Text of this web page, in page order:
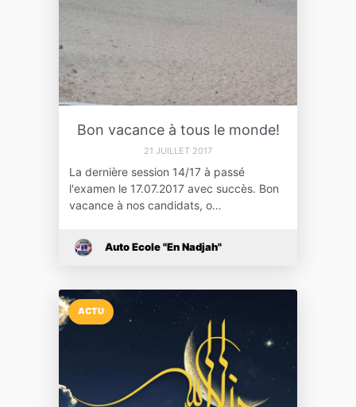
Bon vacance à tous le monde!
21 JUILLET 2017
La dernière session 14/17 à passé
l'examen le 17.07.2017 avec succès. Bon
vacance à nos candidats, o…
Auto Ecole "En Nadjah"
ACTU